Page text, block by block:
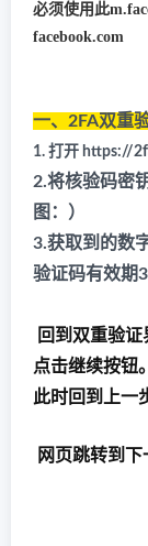
必须使用此
facebook.com
一、2FA双重
1. 打开 https://
2.将核验码密
图：）
3.获取到的数
验证码有效期
回到双重验证
点击继续按钮
此时回到上一
网页跳转到下